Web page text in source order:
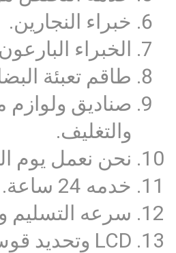
خبراء النجارين.
الخبراء
طاقم تعبئة
صناديق ولوازم
والتغليف.
نحن نعمل يوم
خدمه 24 ساعة.
سرعه التسليم
LCD وتحديد قوس